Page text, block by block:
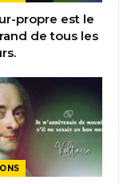
propre est le
de tous les